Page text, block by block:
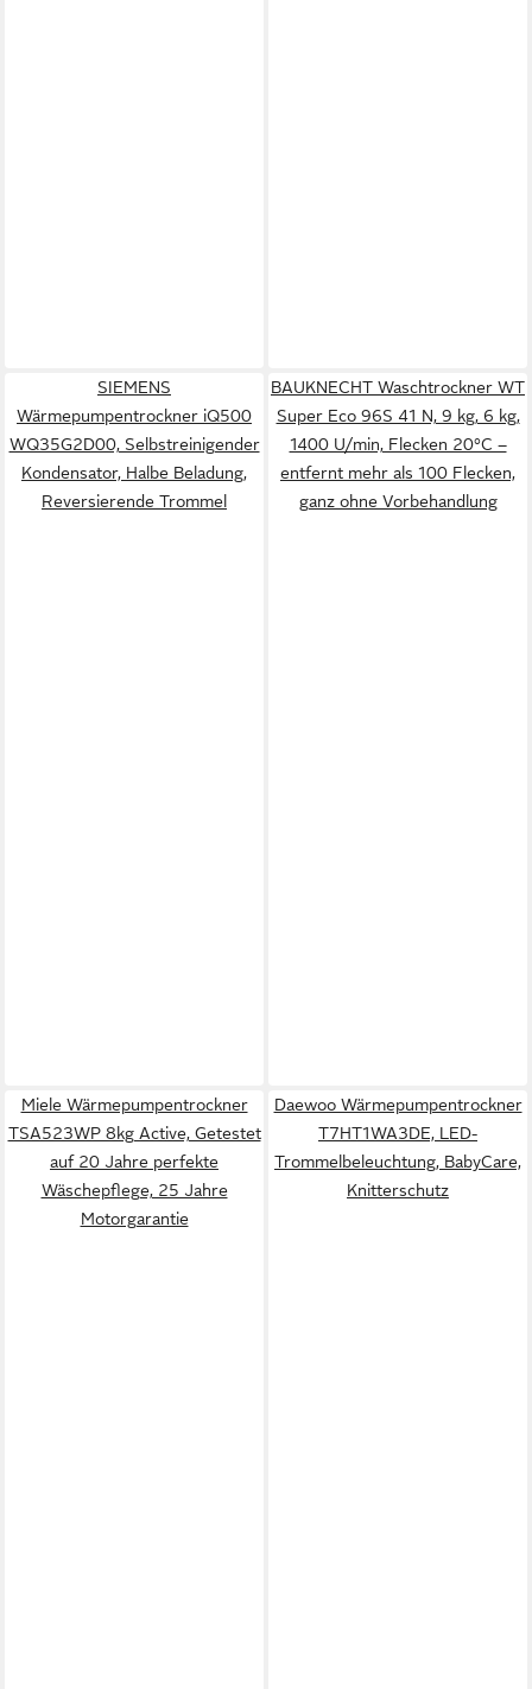
SIEMENS
Wärmepumpentrockner iQ500
WQ35G2D00, Selbstreinigender
Kondensator, Halbe Beladung,
Reversierende Trommel
BAUKNECHT Waschtrockner WT
Super Eco 96S 41 N, 9 kg, 6 kg,
1400 U/min, Flecken 20°C –
entfernt mehr als 100 Flecken,
ganz ohne Vorbehandlung
Miele Wärmepumpentrockner
TSA523WP 8kg Active, Getestet
auf 20 Jahre perfekte
Wäschepflege, 25 Jahre
Motorgarantie
Daewoo Wärmepumpentrockner
T7HT1WA3DE, LED-
Trommelbeleuchtung, BabyCare,
Knitterschutz